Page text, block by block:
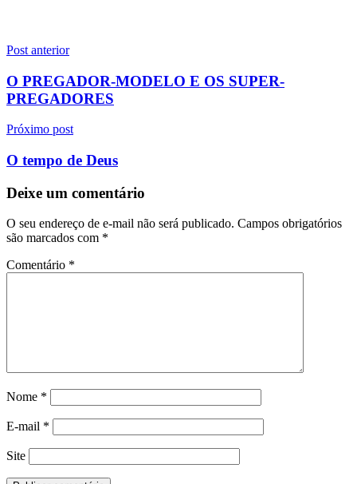
Navegação
de
Post
Post anterior
O PREGADOR-MODELO E OS SUPER-
PREGADORES
Próximo post
O tempo de Deus
Deixe um comentário
O seu endereço de e-mail não será publicado. Campos obrigatórios
são marcados com *
Comentário *
Nome *
E-mail *
Site